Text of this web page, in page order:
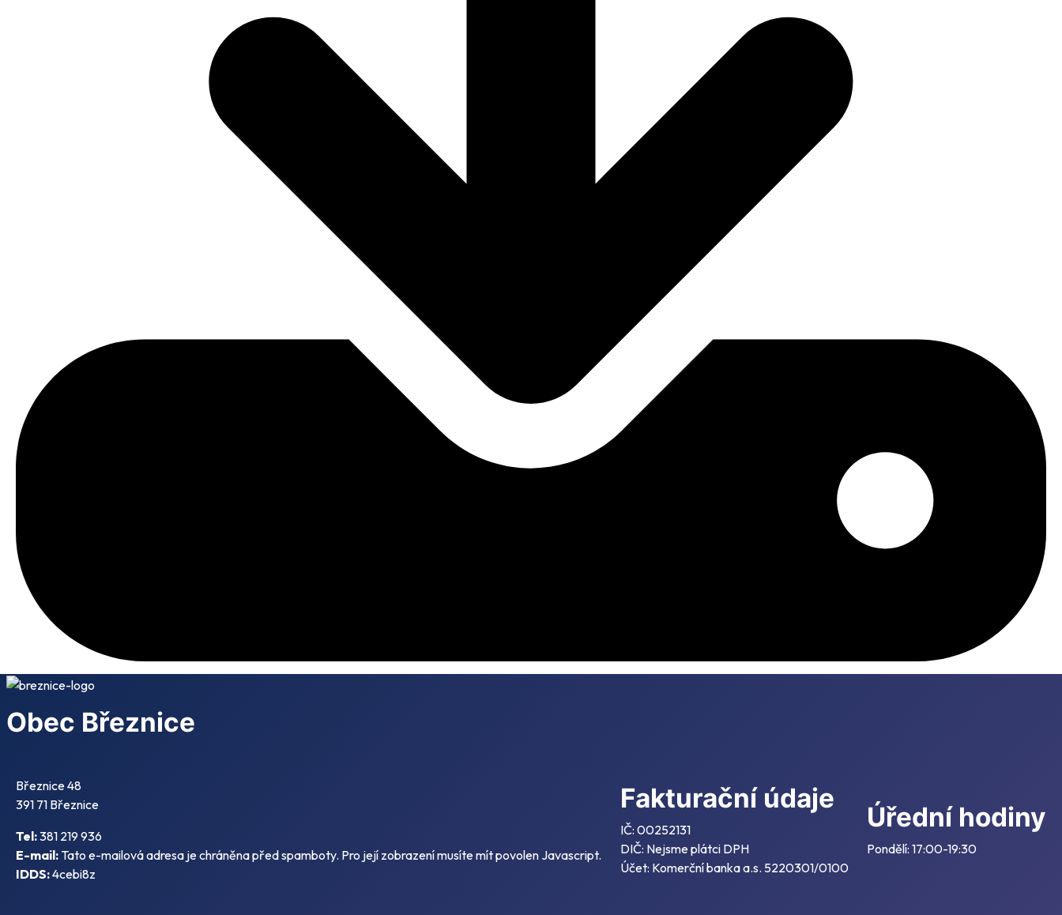
Obec Březnice
Březnice 48
391 71 Březnice
Tel:381 219 936
E-mail: Tato e-mailová adresa je chráněna před spamboty. Pro její zobrazení musíte mít povolen Javascript.
IDDS:4cebi8z
Fakturační údaje
IČ: 00252131
DIČ: Nejsme plátci DPH
Účet: Komerční banka a.s. 5220301/0100
Úřední hodiny
Pondělí: 17:00-19:30